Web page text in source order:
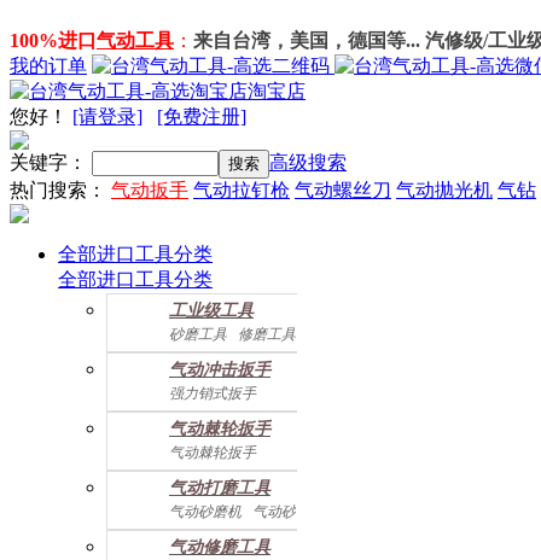
100%进口 气动工具 ： 来自台湾，美国，德国等... 汽修级/工业
我的订单
淘宝店
您好 ！ [请登录] [免费注册]
关键字：
高级搜索
热门搜索： 气动扳手 气动拉钉枪 气动螺丝刀 气动抛光机 气钻
全部进口工具分类
全部进口工具分类
工业级工具
砂磨工具
修磨工具
建筑工具 气动螺丝起子
气动配件
气动冲击扳手
强力销式扳手
双鎚打式扳手
双环锤打式扳手
强力冲击扳手
迷你冲击扳手
直角式冲击扭力扳手
气动棘轮扳手
气动棘轮扳手
迷你棘轮扳手
气动打磨工具
气动砂磨机
气动砂带机
气动抛光机 胎磨/除胶机
气动修磨工具